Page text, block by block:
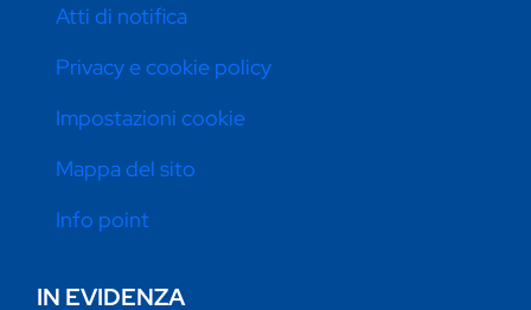
Atti di notifica
Privacy e cookie policy
Impostazioni cookie
Mappa del sito
Info point
IN EVIDENZA